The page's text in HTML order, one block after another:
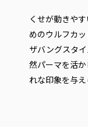
くせが動きや
めのウルフカ
ザバングスタ
然パーマを活
れな印象を与え